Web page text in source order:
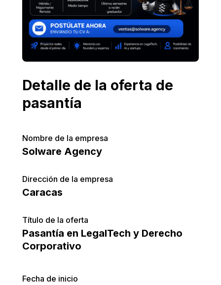
Detalle de la oferta de
pasantía
Nombre de la empresa
Solware Agency
Dirección de la empresa
Caracas
Título de la oferta
Pasantía en LegalTech y Derecho
Corporativo
Fecha de inicio